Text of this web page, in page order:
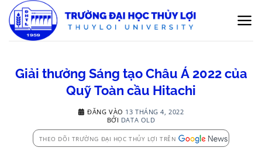
qua
nội
Giải thưởng Sáng tạo Châu Á 2022 của
Quỹ Toàn cầu Hitachi
ĐĂNG VÀO 13 THÁNG 4, 2022
BỞI DATA OLD
THEO DÕI TRƯỜNG ĐẠI HỌC THỦY LỢI TRÊN